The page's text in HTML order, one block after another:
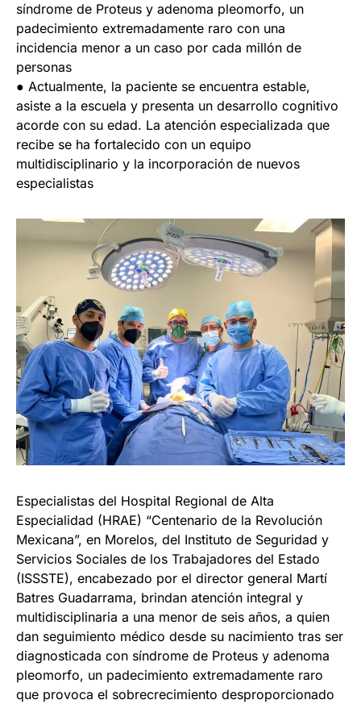
síndrome de Proteus y adenoma pleomorfo, un
padecimiento extremadamente raro con una
incidencia menor a un caso por cada millón de
personas
● Actualmente, la paciente se encuentra estable,
asiste a la escuela y presenta un desarrollo cognitivo
acorde con su edad. La atención especializada que
recibe se ha fortalecido con un equipo
multidisciplinario y la incorporación de nuevos
especialistas
Especialistas del Hospital Regional de Alta
Especialidad (HRAE) “Centenario de la Revolución
Mexicana”, en Morelos, del Instituto de Seguridad y
Servicios Sociales de los Trabajadores del Estado
(ISSSTE), encabezado por el director general Martí
Batres Guadarrama, brindan atención integral y
multidisciplinaria a una menor de seis años, a quien
dan seguimiento médico desde su nacimiento tras ser
diagnosticada con síndrome de Proteus y adenoma
pleomorfo, un padecimiento extremadamente raro
que provoca el sobrecrecimiento desproporcionado